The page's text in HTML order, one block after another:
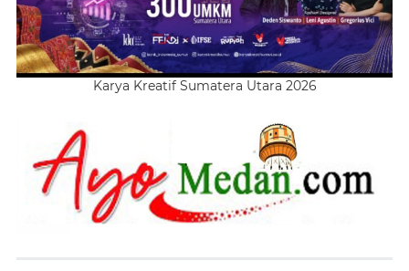
Karya Kreatif Sumatera Utara 2026